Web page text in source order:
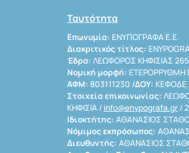
Ταυτότητα
Επωνυμία: ΕΝΥΠΟΓΡΑΦΑ Ε.Ε.
Διακριτικός τίτλος:
Έδρα: ΛΕΩΦΟΡΟΣ ΚΗΦΙΣΙΑΣ 265
Νομική μορφή: ΕΤΕΡΟΡΡΥΘΜΗ
ΑΦΜ: 803111230 /ΔΟΥ: ΚΕΦΟΔΕ
Στοιχεία επικοινωνίας:
ΚΗΦΙΣΙΑ / info@enypografa.gr /
Ιδιοκτήτης: ΑΘΑΝΑΣΙΟΣ
Νόμιμος εκπρόσωπος:
Διευθυντής: ΑΘΑΝΑΣΙΟΣ